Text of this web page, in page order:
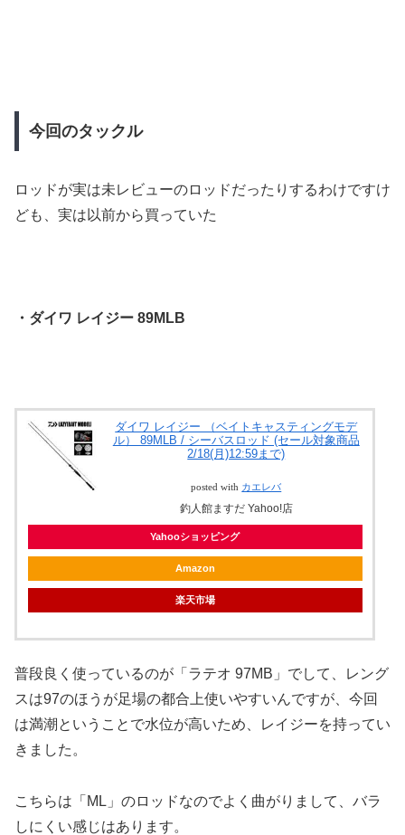
今回のタックル
ロッドが実は未レビューのロッドだったりするわけですけ
ども、実は以前から買っていた
・ダイワ レイジー 89MLB
ダイワ レイジー （ベイトキャスティングモデ
ル） 89MLB / シーバスロッド (セール対象商品
2/18(月)12:59まで)
posted with カエレバ
釣人館ますだ Yahoo!店
Yahooショッピング
Amazon
楽天市場
普段良く使っているのが「ラテオ 97MB」でして、レング
スは97のほうが足場の都合上使いやすいんですが、今回
は満潮ということで水位が高いため、レイジーを持ってい
きました。
こちらは「ML」のロッドなのでよく曲がりまして、バラ
しにくい感じはあります。